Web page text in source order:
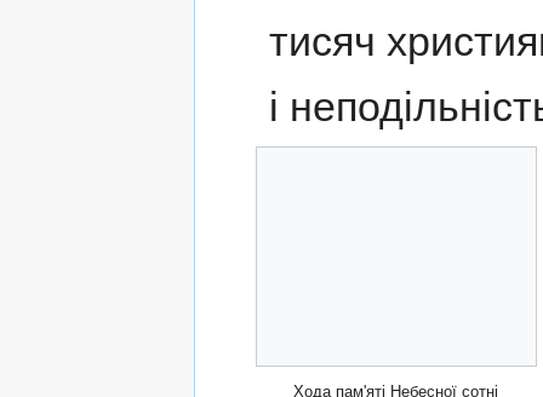
тисяч
і
Хода пам'яті Небесної сотні